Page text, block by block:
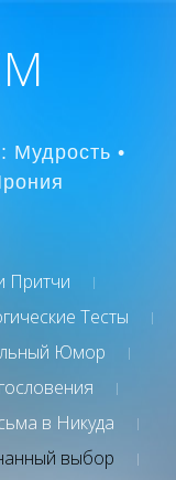
Мудрость •
Притчи
Тесты
Юмор
в Никуда
выбор